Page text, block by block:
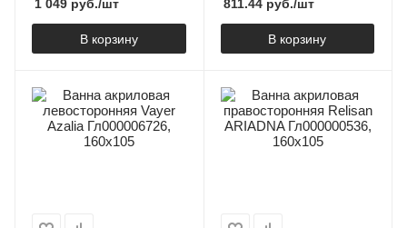
1 049 руб./шт
В корзину
811.44руб./шт
В корзину